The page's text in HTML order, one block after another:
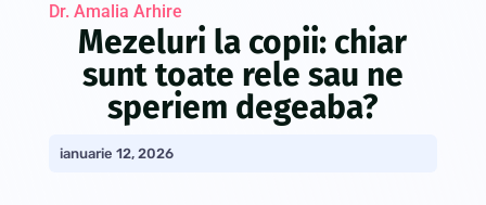
Dr. Amalia Arhire
Mezeluri la copii: chiar
sunt toate rele sau ne
speriem degeaba?
ianuarie 12, 2026